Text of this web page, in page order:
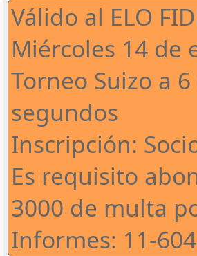
Válido al ELO
Miércoles 14 de
Torneo Suizo a
segundos
Inscripción:
Es requisito
3000 de multa
Informes: 11-